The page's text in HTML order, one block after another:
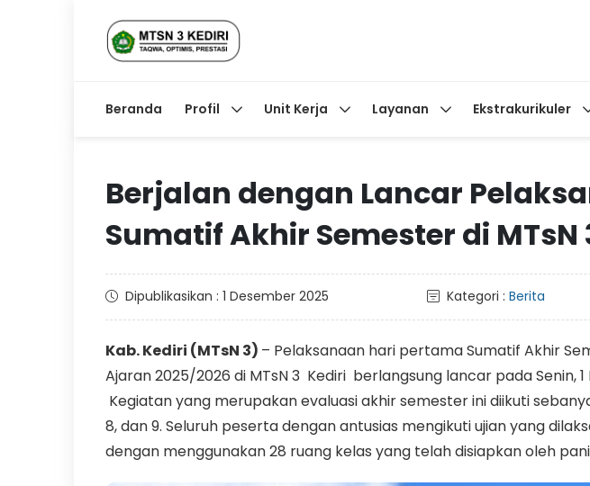
Beranda Profil Unit Kerja Layanan Ekstrakurikuler
Berjalan dengan Lancar
Sumatif Akhir Semester di MTsN
Dipublikasikan : 1 Desember 2025 Kategori : Berita
Kab. Kediri (MTsN 3) – Pelaksanaan hari pertama Sumatif Akhir
Ajaran 2025/2026 di MTsN 3 Kediri berlangsung lancar pada Senin,
Kegiatan yang merupakan evaluasi akhir semester ini diikuti
8, dan 9. Seluruh peserta dengan antusias mengikuti ujian yang
dengan menggunakan 28 ruang kelas yang telah disiapkan oleh